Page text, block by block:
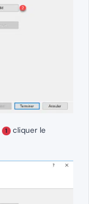
1 cliquer le